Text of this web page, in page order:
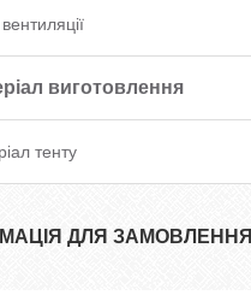
виготовлення
тенту
ДЛЯ ЗАМОВЛЕННЯ